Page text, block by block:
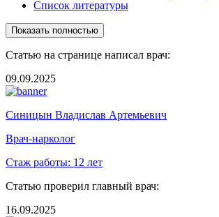
Список литературы
Показать полностью
Статью на странице написал врач:
09.09.2025
Синицын Владислав Артемьевич
Врач-нарколог
Стаж работы: 12 лет
Статью проверил главный врач:
16.09.2025